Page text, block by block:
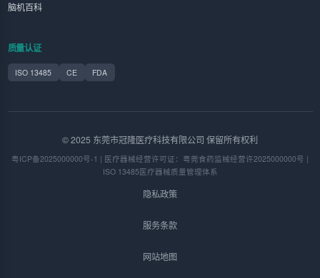
脑机百科
质量认证
ISO 13485 CE FDA
© 2025 东莞市冠隆医疗科技有限公司 保留所有权利
粤ICP备2025000000号-1 | 医疗器械经营许可证：粤莞食药监械经营许2025000000号 |
ISO 13485医疗器械质量管理体系
隐私政策
服务条款
网站地图